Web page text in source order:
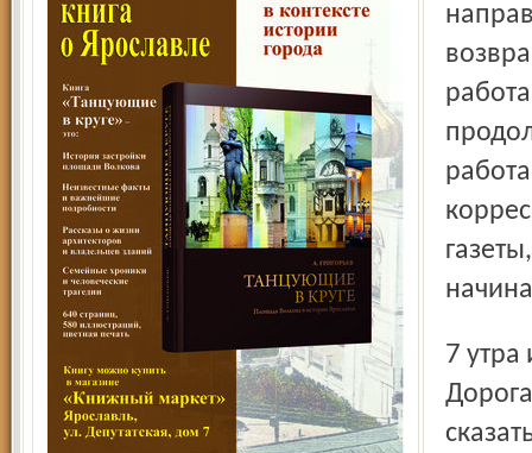
7 утра и заканчивается в половине восьмого вечера...